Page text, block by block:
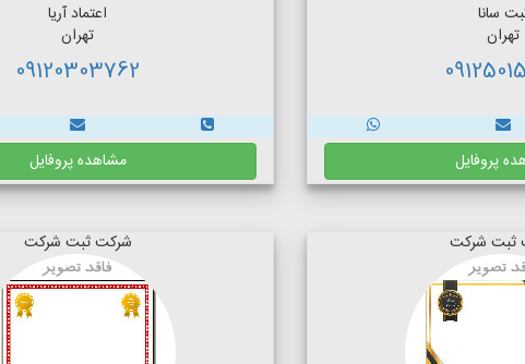
سانا
تهران
پروفایل
اعتماد آریا
تهران
09120303762
مشاهده پروفایل
ثبت شرکت شرکت ثبت شرکت